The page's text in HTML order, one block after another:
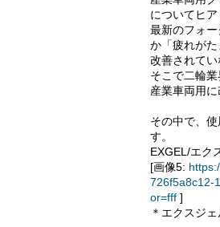
についてヒア
最新のフォ
か「疲れが
改善されてい
そこで二輪
産業車両用に
その中で、
す。
EXGEL/エク
[画像5:
726f5a8c12-
or=fff ]
＊エクスジ